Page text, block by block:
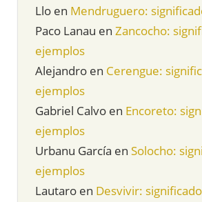
Llo en Mendruguero:
Paco Lanau en Zancocho:
ejemplos
Alejandro en Cerengue:
ejemplos
Gabriel Calvo en Encoreto:
ejemplos
Urbanu García en Solocho:
ejemplos
Lautaro en Desvivir: